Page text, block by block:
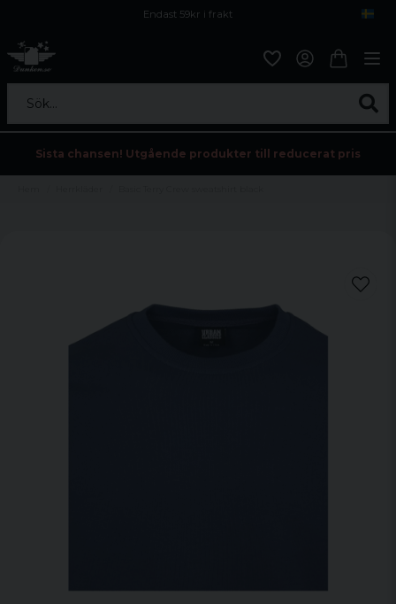
Endast 59kr i frakt
Sök...
Sista chansen! Utgående produkter till reducerat pris